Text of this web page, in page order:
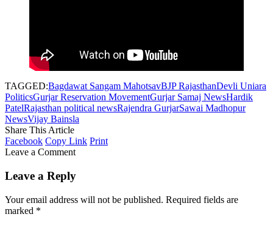
TAGGED:Bagdawat Sangam MahotsavBJP RajasthanDevli Uniara
PoliticsGurjar Reservation MovementGurjar Samaj NewsHardik
PatelRajasthan political newsRajendra GurjarSawai Madhopur
NewsVijay Bainsla
Share This Article
Facebook Copy Link Print
Leave a Comment
Leave a Reply
Your email address will not be published. Required fields are
marked *